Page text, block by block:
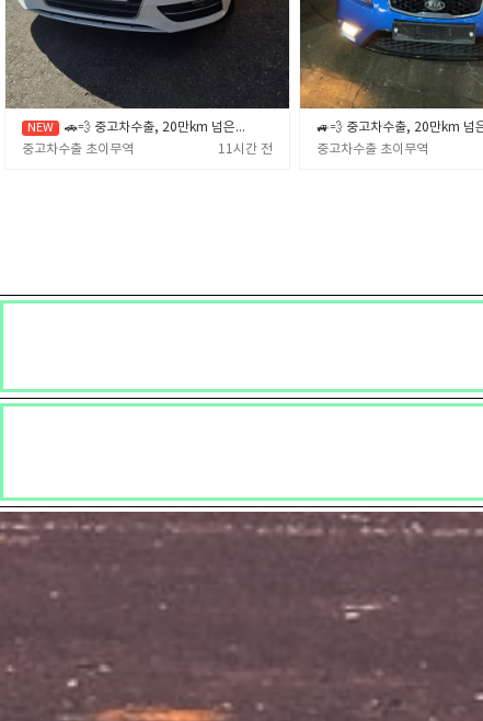
🚗💨 중고차수출, 20만km 넘은 노후차·폐차 직전 차량 제값 받고 파는 확실한 노하우 🎯✨ (중고차수출 초이무역)
중고차수출 초이무역
11시간 전
중고차수출 초이무역